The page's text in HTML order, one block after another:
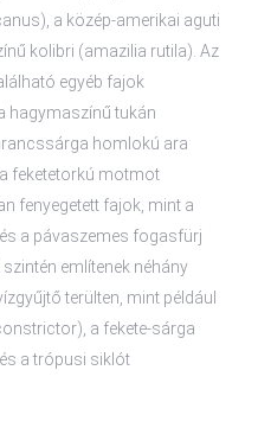
a közép-amerikai aguti
kolibri (amazilia rutila). Az
egyéb fajok
hagymaszínű tukán
homlokú ara
feketetorkú motmot
fenyegetett fajok, mint a
a pávaszemes fogasfürj
említenek néhány
terülten, mint például
a fekete-sárga
a trópusi siklót